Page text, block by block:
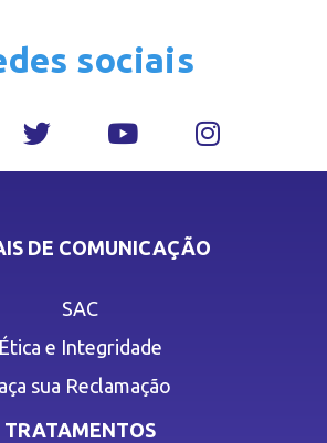
sociais
DE COMUNICAÇÃO
SAC
Ética e Integridade
sua Reclamação
TRATAMENTOS